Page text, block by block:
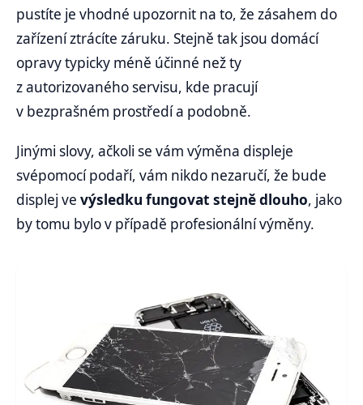
pustíte je vhodné upozornit na to, že zásahem do
zařízení ztrácíte záruku. Stejně tak jsou domácí
opravy typicky méně účinné než ty
z autorizovaného servisu, kde pracují
v bezprašném prostředí a podobně.
Jinými slovy, ačkoli se vám výměna displeje
svépomocí podaří, vám nikdo nezaručí, že bude
displej ve výsledku fungovat stejně dlouho, jako
by tomu bylo v případě profesionální výměny.